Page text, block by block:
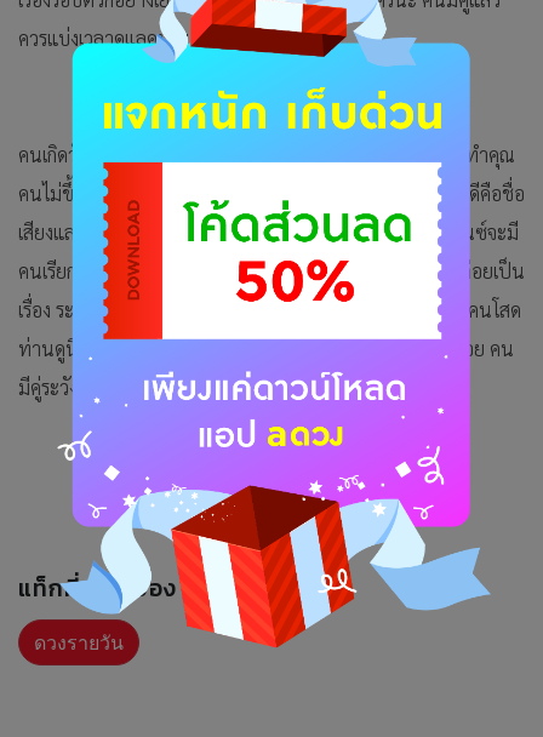
ควรแบ่งเวลาดูแลคนในครอบครัวให้ดี
คนเกิดวันเสาร์ วันนี้ใครยืนทนกว่าคนนั้นจะเป็นผู้ชนะ มักจะทำคุณ
คนไม่ขึ้นอย่าไปคาดหวังหากท่านคิดจะช่วยเหลือใคร ในด้านดีคือชื่อ
เสียงและเครดิตเก่าๆยังนำพาการงานมาให้ ถ้าทำงานฟรีแลนซ์จะมี
คนเรียกใช้บริการ การเงิน จะมีเรื่องเสียเงินเสียทองในเรื่องไม่ค่อยเป็น
เรื่อง ระวังการเอฟของเพราะจะได้ของไม่ตรงปกนัก ความรัก คนโสด
ท่านดูนิ่งเกินไปจนคนอยากจะคุยเดาใจไม่ถูกถึงขั้นอยากจะถอย คน
มีคู่ระวังความใจดีกับคนอื่นมักเป็นเหตุทำให้น้อยใจกัน
แท็กที่เกี่ยวข้อง :
ดวงรายวัน